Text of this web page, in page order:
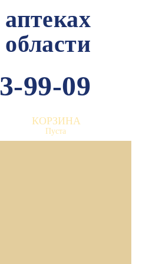
99-09
КОРЗИНА
Пуста